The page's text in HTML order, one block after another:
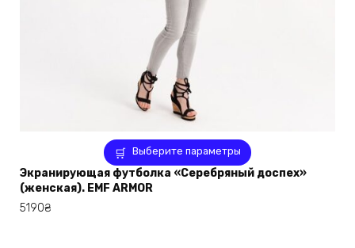
Выберите параметры
Этот
товар
имеет
Экранирующая футболка «Серебряный доспех»
(женская). EMF ARMOR
5190₴